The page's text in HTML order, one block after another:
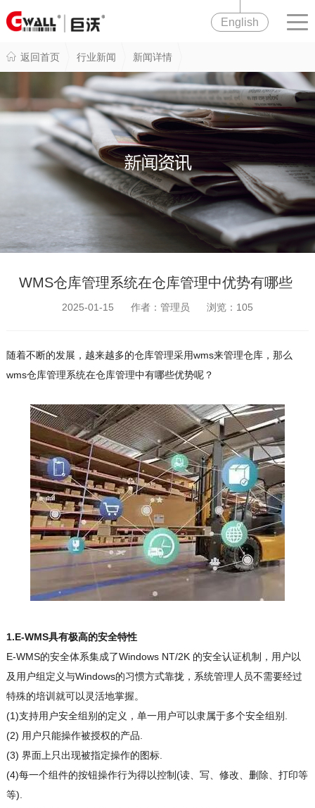
English
返回首页 行业新闻 新闻详情
WMS仓库管理系统在仓库管理中优势有哪些
2025-01-15 作者：管理员 浏览： 105
随着不断的发展，越来越多的仓库管理采用wms来管理仓库，那么
wms仓库管理系统在仓库管理中有哪些优势呢？
1.E-WMS具有极高的安全特性
E-WMS的安全体系集成了Windows NT/2K 的安全认证机制，用户以
及用户组定义与Windows的习惯方式靠拢，系统管理人员不需要经过
特殊的培训就可以灵活地掌握。
(1)支持用户安全组别的定义，单一用户可以隶属于多个安全组别.
(2) 用户只能操作被授权的产品.
(3) 界面上只出现被指定操作的图标.
(4)每一个组件的按钮操作行为得以控制(读、写、修改、删除、打印等
等).